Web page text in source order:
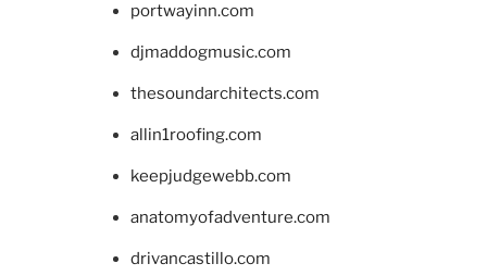
portwayinn.com
djmaddogmusic.com
thesoundarchitects.com
allin1roofing.com
keepjudgewebb.com
anatomyofadventure.com
drivancastillo.com